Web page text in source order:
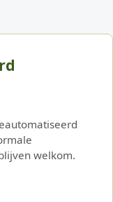
welkom.